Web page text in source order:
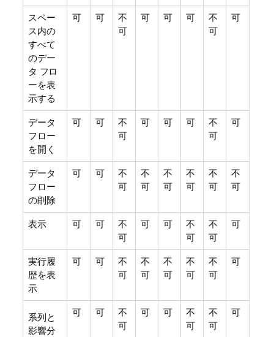
スペー
ス内の
すべて
のデー
タ フロ
ーを表
示する
可 可
不
可
可 可 可
不
可
可
データ
フロー
を開く
可 可
不
可
可 可 可
不
可
可
データ
フロー
の削除
可 可
不
可
不
可
不
可
不
可
不
可
不
可
表示 可 可
不
可
可 可
不
可
不
可
可
実行履
歴を表
示
可 可
不
可
不
可
不
可
不
可
不
可
可
系列と
影響分
可 可
不
可
可 可
不
可
不
可
可